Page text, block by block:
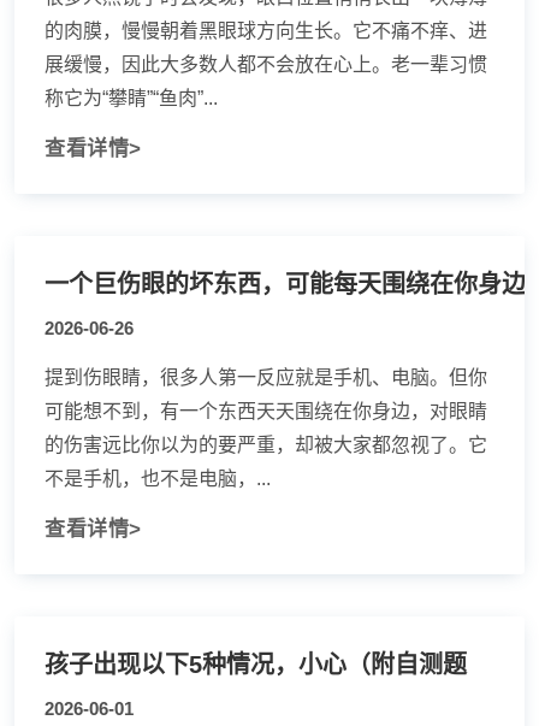
的肉膜，慢慢朝着黑眼球方向生长。它不痛不痒、进
展缓慢，因此大多数人都不会放在心上。老一辈习惯
称它为“攀睛”“鱼肉”...
查看详情>
一个巨伤眼的坏东西，可能每天围绕在你身边
2026-06-26
提到伤眼睛，很多人第一反应就是手机、电脑。但你
可能想不到，有一个东西天天围绕在你身边，对眼睛
的伤害远比你以为的要严重，却被大家都忽视了。它
不是手机，也不是电脑，...
查看详情>
孩子出现以下5种情况，小心（附自测题
2026-06-01